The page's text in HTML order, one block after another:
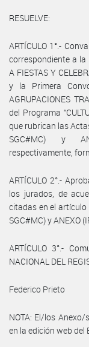
RESUELVE:
ARTÍCULO 1°.-
correspondiente a la
A FIESTAS Y
y la Primera
AGRUPACIONES
del Programa
que rubrican las
SGC#MC) y
respectivamente,
ARTÍCULO 2°.-
los jurados, de
citadas en el artículo
SGC#MC) y ANEXO
ARTÍCULO 3°.-
NACIONAL DEL
Federico Prieto
NOTA: El/los
en la edición web